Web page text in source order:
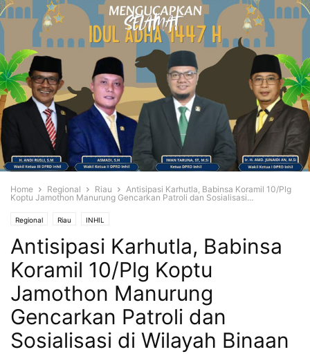
Home Regional Riau
Antisipasi Karhutla, Babinsa Koramil 10/Plg
Koptu Jamothon Manurung Gencarkan Patroli dan Sosialisasi...
Regional Riau INHIL
Antisipasi Karhutla, Babinsa
Koramil 10/Plg Koptu
Jamothon Manurung
Gencarkan Patroli dan
Sosialisasi di Wilayah Binaan